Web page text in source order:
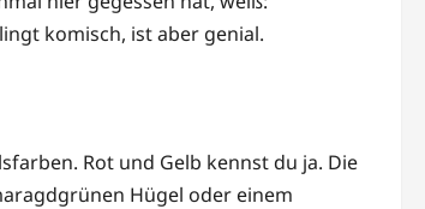
komisch, ist aber genial.
Rot und Gelb kennst du ja. Die
Hügel oder einem